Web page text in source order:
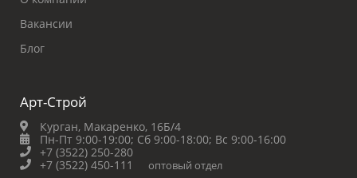
Вакансии
Блог
Арт-Строй
Курган, Макаренко, 16Б/4
Пн-Пт 9:00-19:00; Сб 9:00-18:00; Вс 9:00-16:00
+7 (3522) 250-280
+7 (3522) 450-111
оптовый отдел